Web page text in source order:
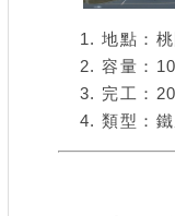
地點：
容量：
完工：
類型：